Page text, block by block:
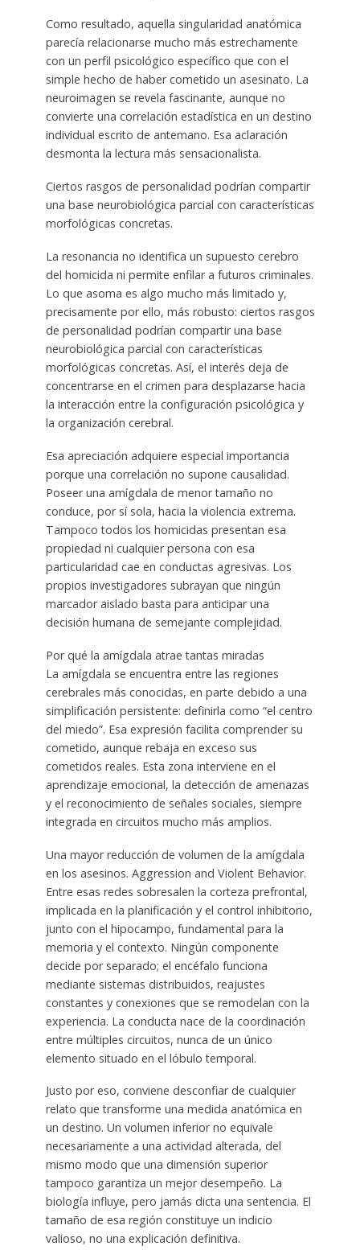
Como resultado, aquella singularidad anatómica
parecía relacionarse mucho más estrechamente
con un perfil psicológico específico que con el
simple hecho de haber cometido un asesinato. La
neuroimagen se revela fascinante, aunque no
convierte una correlación estadística en un destino
individual escrito de antemano. Esa aclaración
desmonta la lectura más sensacionalista.
Ciertos rasgos de personalidad podrían compartir
una base neurobiológica parcial con características
morfológicas concretas.
La resonancia no identifica un supuesto cerebro
del homicida ni permite enfilar a futuros criminales.
Lo que asoma es algo mucho más limitado y,
precisamente por ello, más robusto: ciertos rasgos
de personalidad podrían compartir una base
neurobiológica parcial con características
morfológicas concretas. Así, el interés deja de
concentrarse en el crimen para desplazarse hacia
la interacción entre la configuración psicológica y
la organización cerebral.
Esa apreciación adquiere especial importancia
porque una correlación no supone causalidad.
Poseer una amígdala de menor tamaño no
conduce, por sí sola, hacia la violencia extrema.
Tampoco todos los homicidas presentan esa
propiedad ni cualquier persona con esa
particularidad cae en conductas agresivas. Los
propios investigadores subrayan que ningún
marcador aislado basta para anticipar una
decisión humana de semejante complejidad.
Por qué la amígdala atrae tantas miradas
La amígdala se encuentra entre las regiones
cerebrales más conocidas, en parte debido a una
simplificación persistente: definirla como “el centro
del miedo”. Esa expresión facilita comprender su
cometido, aunque rebaja en exceso sus
cometidos reales. Esta zona interviene en el
aprendizaje emocional, la detección de amenazas
y el reconocimiento de señales sociales, siempre
integrada en circuitos mucho más amplios.
Una mayor reducción de volumen de la amígdala
en los asesinos. Aggression and Violent Behavior.
Entre esas redes sobresalen la corteza prefrontal,
implicada en la planificación y el control inhibitorio,
junto con el hipocampo, fundamental para la
memoria y el contexto. Ningún componente
decide por separado; el encéfalo funciona
mediante sistemas distribuidos, reajustes
constantes y conexiones que se remodelan con la
experiencia. La conducta nace de la coordinación
entre múltiples circuitos, nunca de un único
elemento situado en el lóbulo temporal.
Justo por eso, conviene desconfiar de cualquier
relato que transforme una medida anatómica en
un destino. Un volumen inferior no equivale
necesariamente a una actividad alterada, del
mismo modo que una dimensión superior
tampoco garantiza un mejor desempeño. La
biología influye, pero jamás dicta una sentencia. El
tamaño de esa región constituye un indicio
valioso, no una explicación definitiva.